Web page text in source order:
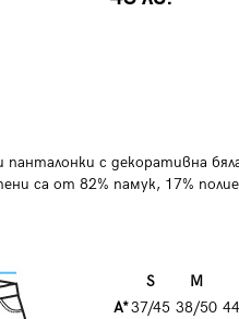
с декоративна
са от 82% памук, 17%
S M
A*37/45 38/50